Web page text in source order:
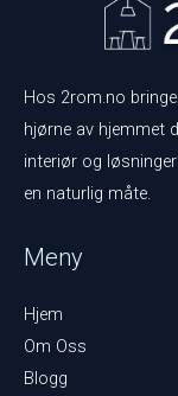
Hos 2rom.no
hjørne av hjemmet
interiør og
en naturlig måte.
Meny
Hjem
Om Oss
Blogg